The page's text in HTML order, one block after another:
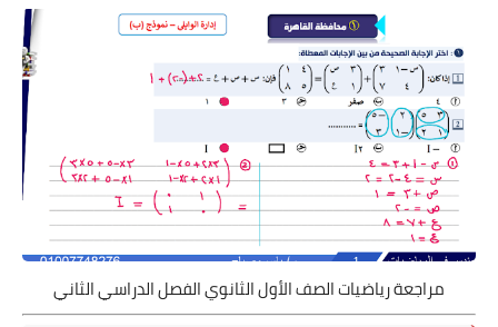
مراجعة رياضيات الصف الأول الثانوي الفصل الدراسي الثاني